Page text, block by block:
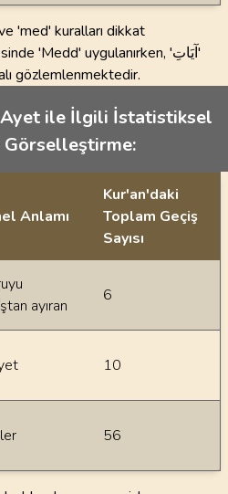
'med' kuralları dikkat
gözlemlenmektedir.
ile İlgili İstatistiksel
Anlamı
Kur'an'daki
Toplam Geçiş
Sayısı
ayıran
6
10
56